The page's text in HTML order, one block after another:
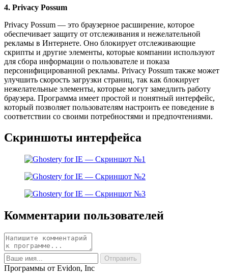
4. Privacy Possum
Privacy Possum — это браузерное расширение, которое
обеспечивает защиту от отслеживания и нежелательной
рекламы в Интернете. Оно блокирует отслеживающие
скрипты и другие элементы, которые компании используют
для сбора информации о пользователе и показа
персонифицированной рекламы. Privacy Possum также может
улучшить скорость загрузки страниц, так как блокирует
нежелательные элементы, которые могут замедлить работу
браузера. Программа имеет простой и понятный интерфейс,
который позволяет пользователям настроить ее поведение в
соответствии со своими потребностями и предпочтениями.
Скриншоты интерфейса
Комментарии пользователей
Программы от Evidon, Inc